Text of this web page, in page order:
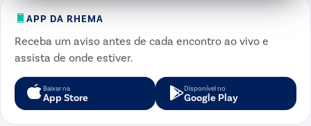
APP DA RHEMA
Receba um aviso antes de cada encontro ao vivo e
assista de onde estiver.
Baixar na
App Store
Disponível no
Google Play